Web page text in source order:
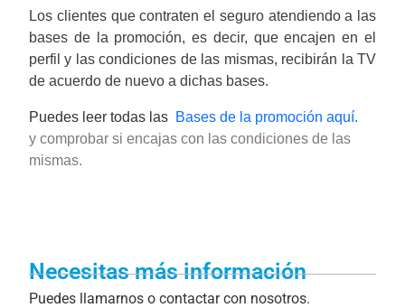
Los clientes que contraten el seguro atendiendo a las
bases de la promoción, es decir, que encajen en el
perfil y las condiciones de las mismas, recibirán la TV
de acuerdo de nuevo a dichas bases.
Puedes leer todas las Bases de la promoción aquí.
y comprobar si encajas con las condiciones de las
mismas.
Necesitas más información
Puedes llamarnos o contactar con nosotros.